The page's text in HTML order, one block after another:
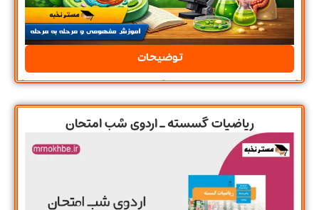
توضیحات
ریاضیات گسسته ـ اردوی شب امتحان